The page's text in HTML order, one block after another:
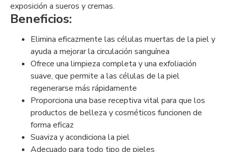
exposición a sueros y cremas.
Beneficios:
Elimina eficazmente las células muertas de la piel y
ayuda a mejorar la circulación sanguínea
Ofrece una limpieza completa y una exfoliación
suave, que permite a las células de la piel
regenerarse más rápidamente
Proporciona una base receptiva vital para que los
productos de belleza y cosméticos funcionen de
forma eficaz
Suaviza y acondiciona la piel
Adecuado para todo tipo de pieles